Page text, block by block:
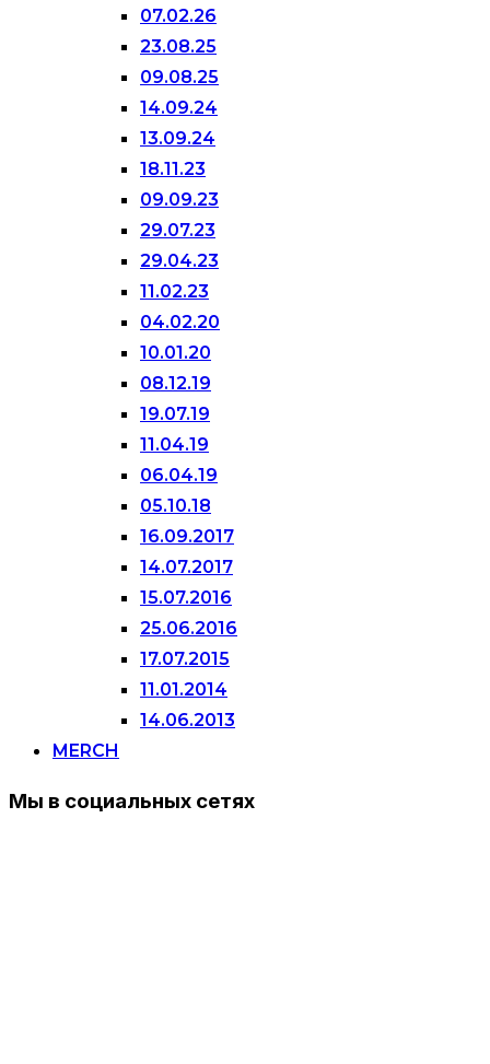
07.02.26
23.08.25
09.08.25
14.09.24
13.09.24
18.11.23
09.09.23
29.07.23
29.04.23
11.02.23
04.02.20
10.01.20
08.12.19
19.07.19
11.04.19
06.04.19
05.10.18
16.09.2017
14.07.2017
15.07.2016
25.06.2016
17.07.2015
11.01.2014
14.06.2013
MERCH
Мы в социальных сетях